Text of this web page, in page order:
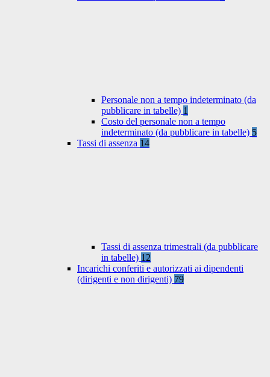
Personale non a tempo indeterminato (da
pubblicare in tabelle) 1
Costo del personale non a tempo
indeterminato (da pubblicare in tabelle) 5
Tassi di assenza 14
Tassi di assenza trimestrali (da pubblicare
in tabelle) 12
Incarichi conferiti e autorizzati ai dipendenti
(dirigenti e non dirigenti) 79